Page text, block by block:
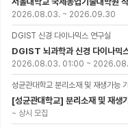
2026.08.03. ~ 2026.09.30
DGIST 신경 다이나믹스 연구실
DGIST 뇌과학과 신경 다이나믹
2026.08.03. 01:00 ~
성균관대학교 분리소재 및 재생가능
~ 상시 모집